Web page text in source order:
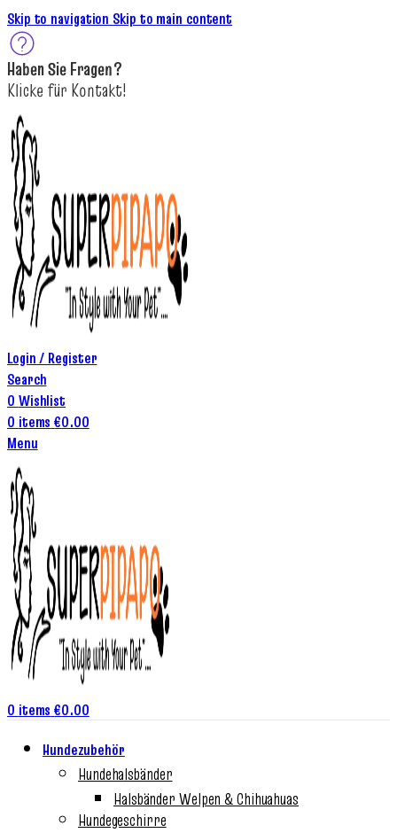
Skip to navigation Skip to main content
Haben SieFragen?
Klicke für Kontakt!
Login / Register
Search
0 Wishlist
0 items €0.00
Menu
0 items €0.00
Hundezubehör
Hundehalsbänder
Halsbänder Welpen & Chihuahuas
Hundegeschirre